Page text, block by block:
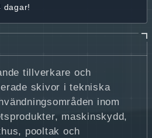
dagar!
tillverkare och
skivor i tekniska
inom
maskinskydd,
pooltak och